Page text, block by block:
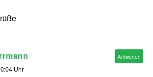
Uhr
Antworten